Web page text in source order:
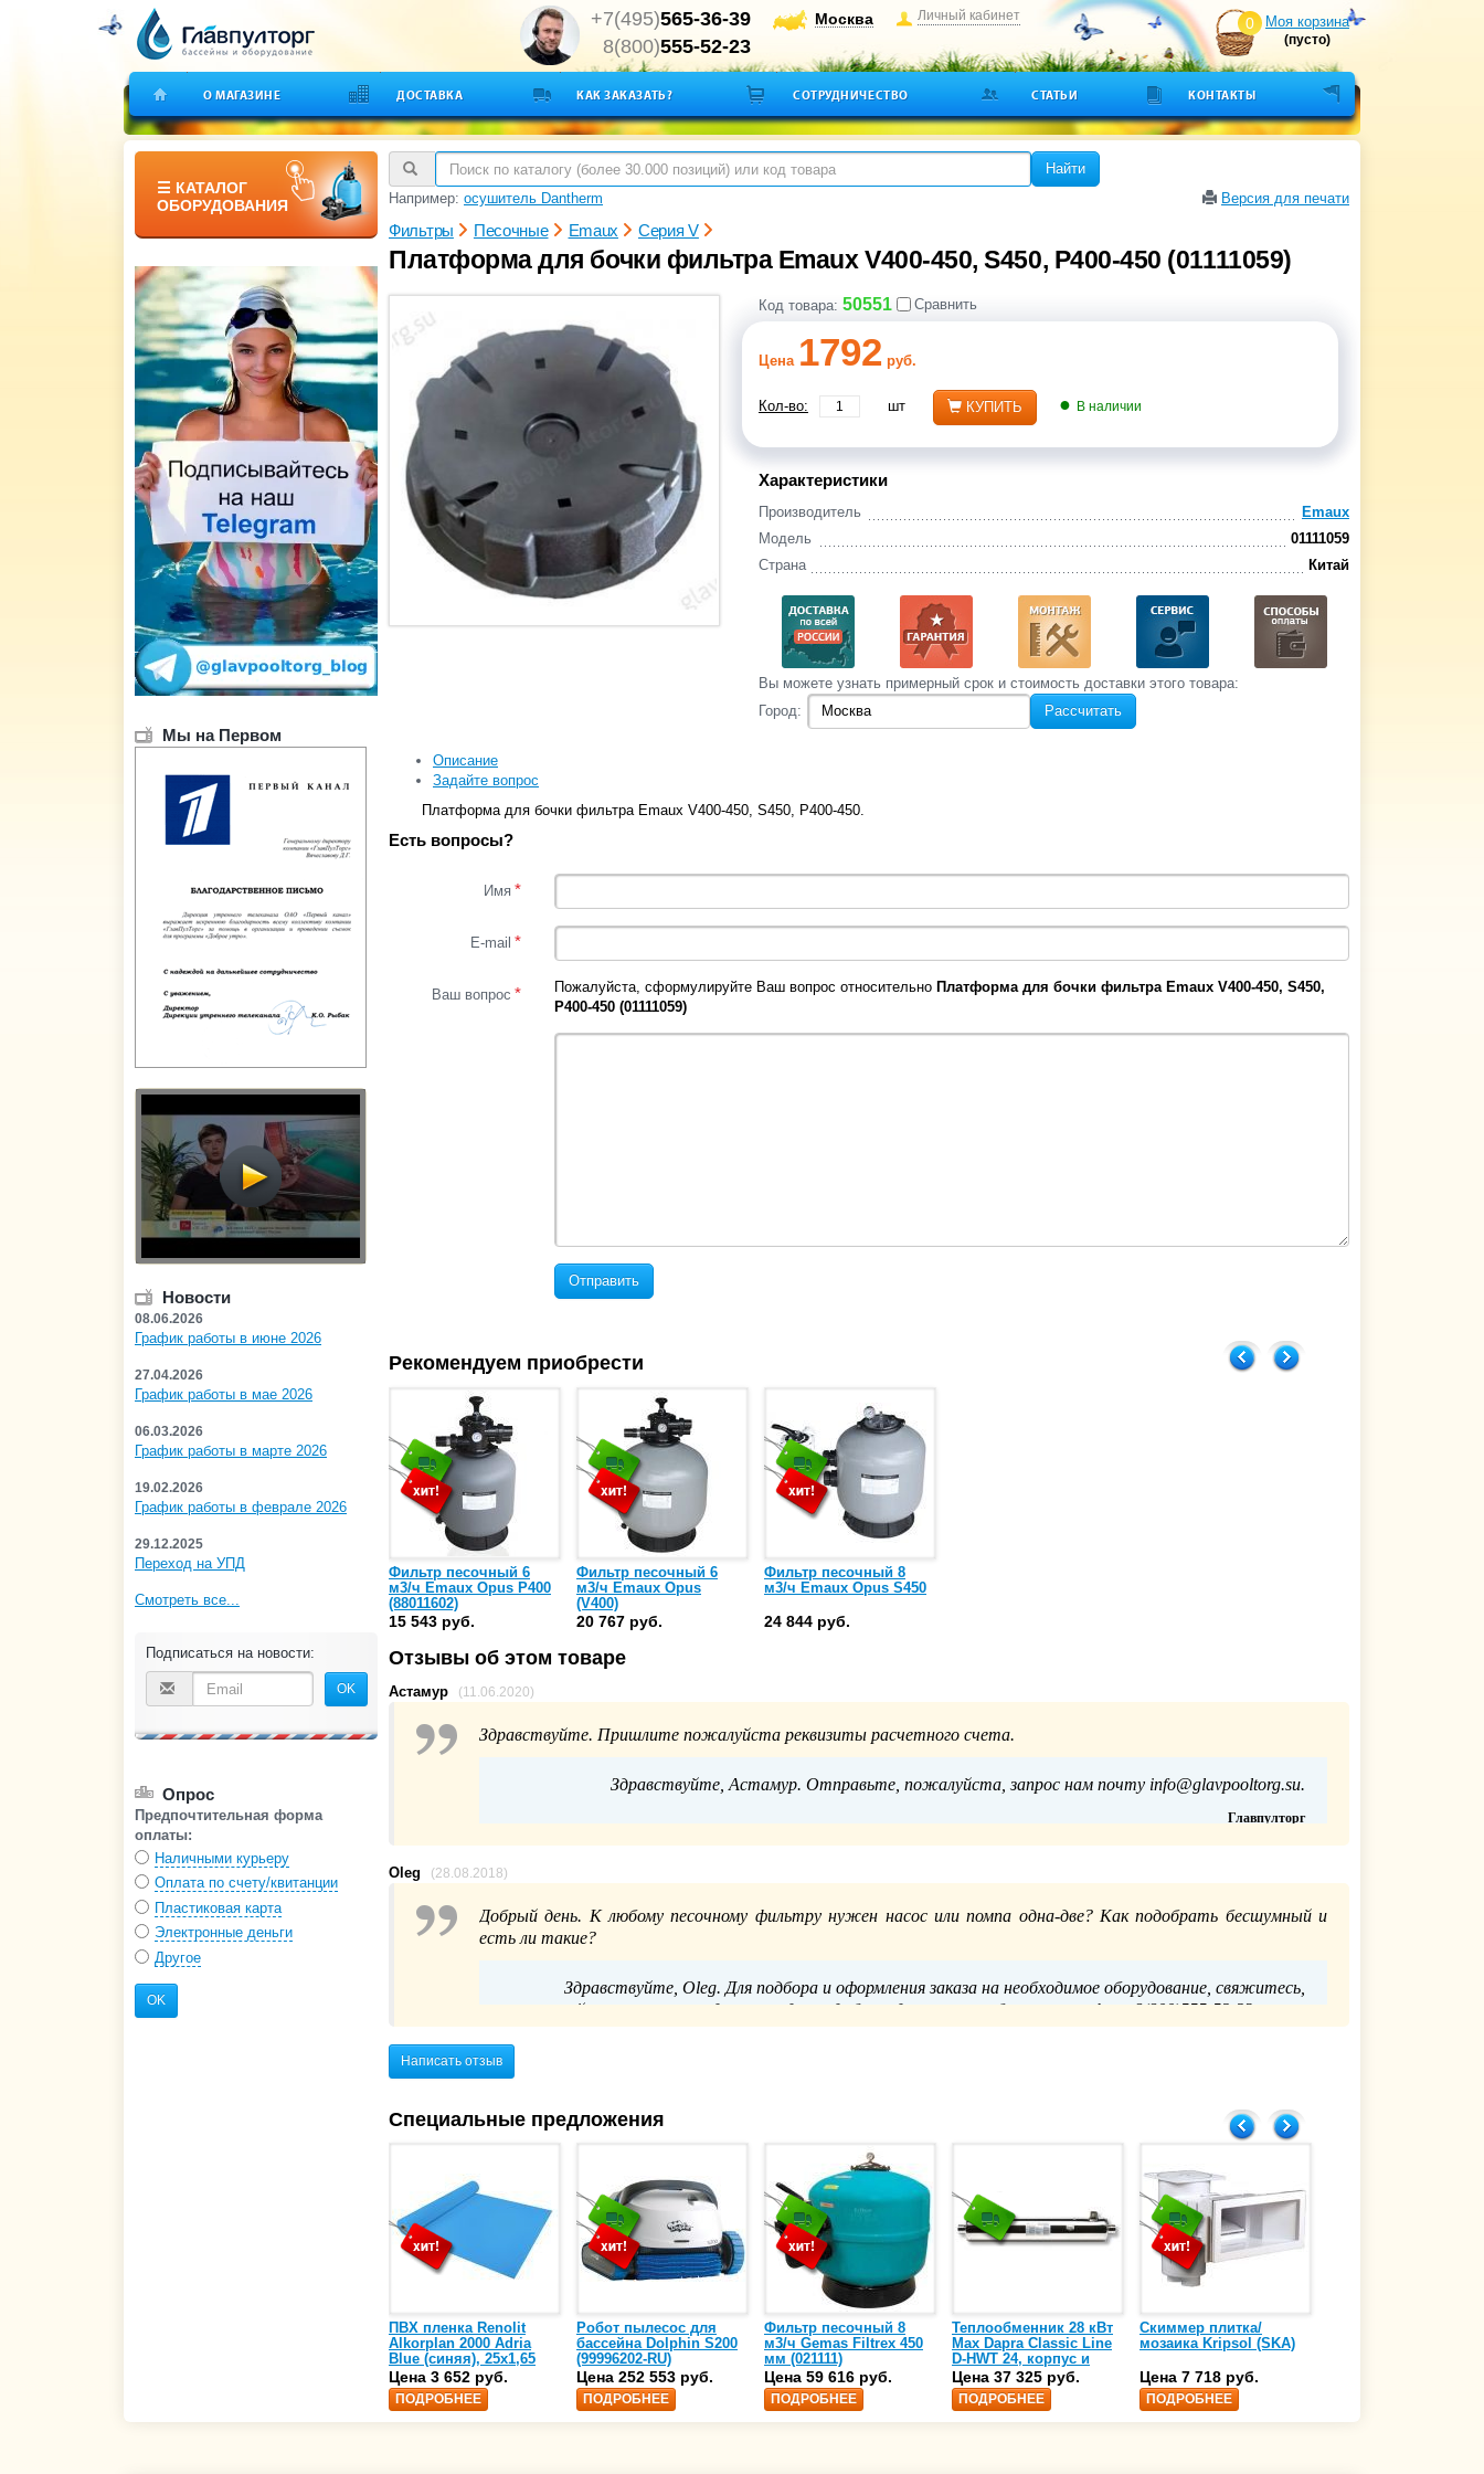
+7(495)565-36-39
8(800)555-52-23
Москва Личный кабинет 0 Моя корзина
(пусто)
О МАГАЗИНЕ ДОСТАВКА КАК ЗАКАЗАТЬ? СОТРУДНИЧЕСТВО СТАТЬИ КОНТАКТЫ
☰ КАТАЛОГ
ОБОРУДОВАНИЯ
Мы на Первом
Новости
08.06.2026
График работы в июне 2026
27.04.2026
График работы в мае 2026
06.03.2026
График работы в марте 2026
19.02.2026
График работы в феврале 2026
29.12.2025
Переход на УПД
Смотреть все...
Подписаться на новости:
OK
Опрос
Предпочтительная форма
оплаты:
Наличными курьеру
Оплата по счету/квитанции
Пластиковая карта
Электронные деньги
Другое
OK
Найти
Например: осушитель Dantherm Версия для печати
Фильтры Песочные Emaux Серия V
Платформа для бочки фильтра Emaux V400-450, S450, P400-450 (01111059)
Код товара: 50551 Сравнить
Цена 1792 руб.
Кол-во: шт КУПИТЬ В наличии
Характеристики
Emaux
Производитель
01111059
Модель
Китай
Страна
Вы‌ можете‌ узнать‌ примерный срок и стоимость‌ доставки этого товара:
Город:
Рассчитать
Описание
Задайте вопрос
Платформа для бочки фильтра Emaux V400-450, S450, P400-450.
Есть вопросы?
Имя *
E-mail *
Ваш вопрос * Пожалуйста, сформулируйте Ваш вопрос относительно Платформа для бочки фильтра Emaux V400-450, S450,
P400-450 (01111059)
Отправить
Рекомендуем приобрести
Фильтр песочный 6
м3/ч Emaux Opus P400
(88011602)
15 543 руб.
Фильтр песочный 6
м3/ч Emaux Opus
(V400)
20 767 руб.
Фильтр песочный 8
м3/ч Emaux Opus S450
24 844 руб.
Отзывы об этом товаре
Астамур (11.06.2020)
Здравствуйте. Пришлите пожалуйста реквизиты расчетного счета.
Здравствуйте, Астамур. Отправьте, пожалуйста, запрос нам почту info@glavpooltorg.su.
Главпулторг
Oleg (28.08.2018)
Добрый день. К любому песочному фильтру нужен насос или помпа одна-две? Как подобрать бесшумный и
есть ли такие?
Здравствуйте, Oleg. Для подбора и оформления заказа на необходимое оборудование, свяжитесь,
пожалуйста, с нашим отделом продаж удобным для вас способом: по телефону 8(800)555-52-23 или по
электронной почте info@glavpooltorg.su.
Написать отзыв
Специальные предложения
ПВХ пленка Renolit
Alkorplan 2000 Adria
Blue (синяя), 25х1,65
(35216203)
Цена 3 652 руб.
ПОДРОБНЕЕ
Робот пылесос для
бассейна Dolphin S200
(99996202-RU)
Цена 252 553 руб.
ПОДРОБНЕЕ
Фильтр песочный 8
м3/ч Gemas Filtrex 450
мм (021111)
Цена 59 616 руб.
ПОДРОБНЕЕ
Теплообменник 28 кВт
Max Dapra Classic Line
D-HWT 24, корпус и
спираль нержавеющая
сталь AISI-316 (10 01
25)
Цена 37 325 руб.
ПОДРОБНЕЕ
Скиммер плитка/
мозаика Kripsol (SKA)
Цена 7 718 руб.
ПОДРОБНЕЕ